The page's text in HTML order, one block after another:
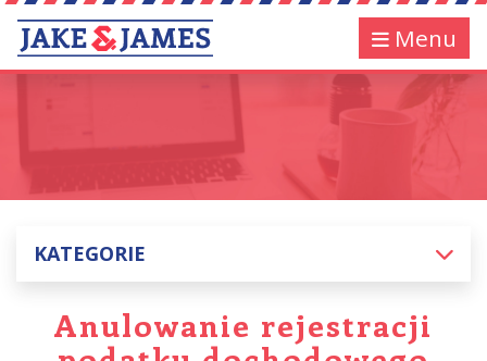
Menu
KATEGORIE
Anulowanie rejestracji